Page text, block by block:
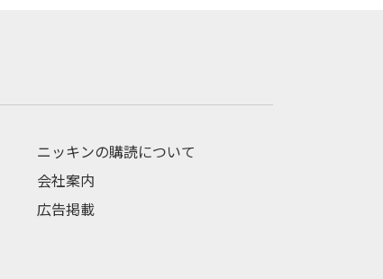
ニッキンの購読について
会社案内
広告掲載